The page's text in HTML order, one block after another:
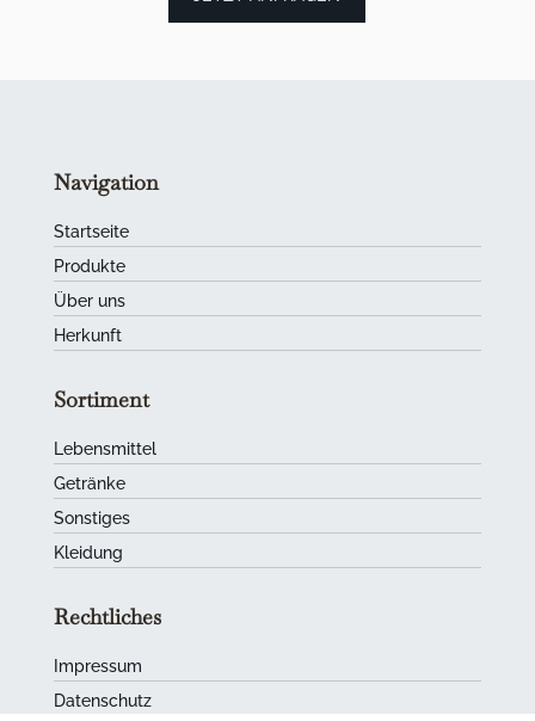
Navigation
Startseite
Produkte
Über uns
Herkunft
Sortiment
Lebensmittel
Getränke
Sonstiges
Kleidung
Rechtliches
Impressum
Datenschutz